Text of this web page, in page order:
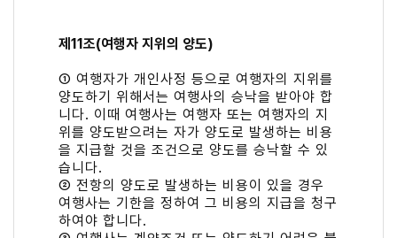
제11조(여행자 지위의 양도)
① 여행자가 개인사정 등으로 여행자의 지위를
양도하기 위해서는 여행사의 승낙을 받아야 합
니다. 이때 여행사는 여행자 또는 여행자의 지
위를 양도받으려는 자가 양도로 발생하는 비용
을 지급할 것을 조건으로 양도를 승낙할 수 있
습니다.
② 전항의 양도로 발생하는 비용이 있을 경우
여행사는 기한을 정하여 그 비용의 지급을 청구
하여야 합니다.